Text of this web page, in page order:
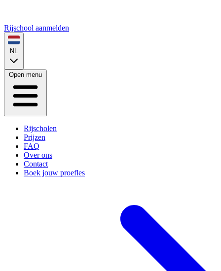
Rijschool aanmelden
NL
Open menu
Rijscholen
Prijzen
FAQ
Over ons
Contact
Boek jouw proefles